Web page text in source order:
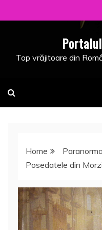
to
Top vrăjitoare din
Home
Posedatele din